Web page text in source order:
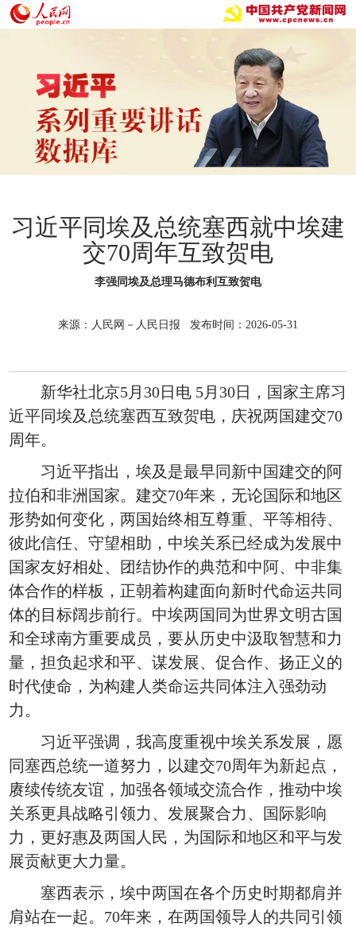
习近平同埃及总统塞西就中埃建
交70周年互致贺电
李强同埃及总理马德布利互致贺电
来源：人民网－人民日报 发布时间：2026-05-31
新华社北京5月30日电 5月30日，国家主席习
近平同埃及总统塞西互致贺电，庆祝两国建交70
周年。
习近平指出，埃及是最早同新中国建交的阿
拉伯和非洲国家。建交70年来，无论国际和地区
形势如何变化，两国始终相互尊重、平等相待、
彼此信任、守望相助，中埃关系已经成为发展中
国家友好相处、团结协作的典范和中阿、中非集
体合作的样板，正朝着构建面向新时代命运共同
体的目标阔步前行。中埃两国同为世界文明古国
和全球南方重要成员，要从历史中汲取智慧和力
量，担负起求和平、谋发展、促合作、扬正义的
时代使命，为构建人类命运共同体注入强劲动
力。
习近平强调，我高度重视中埃关系发展，愿
同塞西总统一道努力，以建交70周年为新起点，
赓续传统友谊，加强各领域交流合作，推动中埃
关系更具战略引领力、发展聚合力、国际影响
力，更好惠及两国人民，为国际和地区和平与发
展贡献更大力量。
塞西表示，埃中两国在各个历史时期都肩并
肩站在一起。70年来，在两国领导人的共同引领